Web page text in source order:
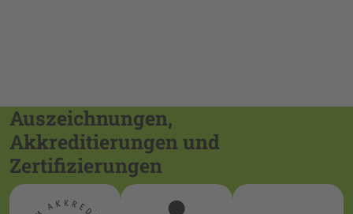
Auszeichnungen,
Akkreditierungen und
Zertifizierungen